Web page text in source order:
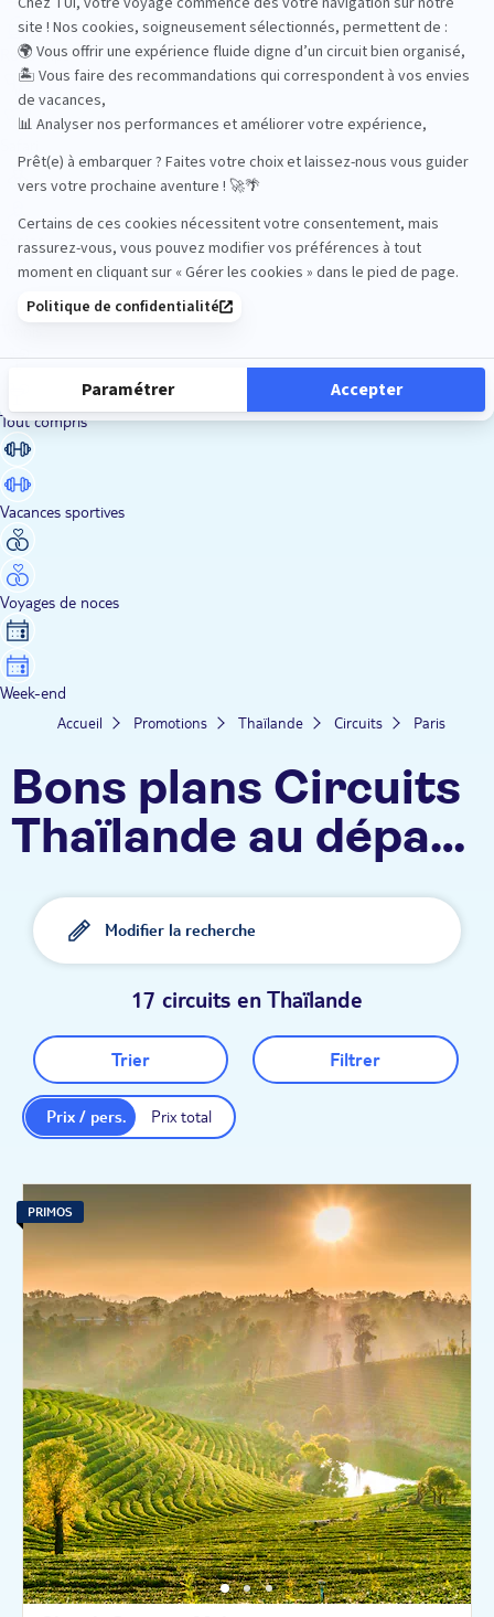
Road Trips
Sénior
Tout compris
Vacances sportives
Voyages de noces
Week-end
Accueil Promotions Thaïlande Circuits Paris
Bons plans Circuits
Thaïlande au départ
de Paris
Modifier la recherche
17 circuits en Thaïlande
Trier Filtrer
Prix total
Prix / pers.
PRIMOS